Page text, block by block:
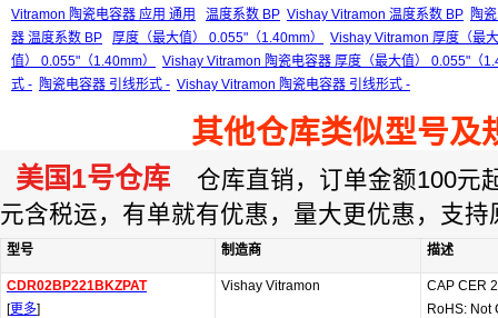
Vitramon 陶瓷电容器 应用 通用
温度系数 BP Vishay Vitramon 温度系数 BP 陶
器 温度系数 BP
厚度（最大值） 0.055"（1.40mm）
Vishay Vitramon 厚度（最
值） 0.055"（1.40mm）
Vishay Vitramon 陶瓷电容器 厚度（最大值） 0.055"（
式 - 陶瓷电容器 引线形式 - Vishay Vitramon 陶瓷电容器 引线形式 -
其他仓库类似型号及
美国1号仓库 仓库直销，订单金额100元
元含税运，有单就有优惠，量大更优惠，支持
型号 制造商 描述
CDR02BP221BKZPAT
[更多]
Vishay Vitramon
CAP CER
RoHS: